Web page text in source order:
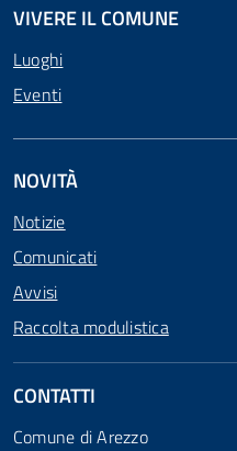
VIVERE IL COMUNE
Luoghi
Eventi
NOVITÀ
Notizie
Comunicati
Avvisi
Raccolta modulistica
CONTATTI
Comune di Arezzo